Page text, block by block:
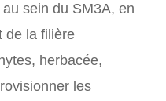
sein du SM3A, en
de la filière
herbacée,
les